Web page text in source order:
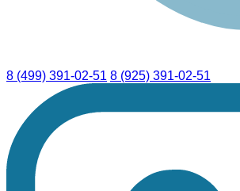
8 (499) 391-02-51 8 (925) 391-02-51